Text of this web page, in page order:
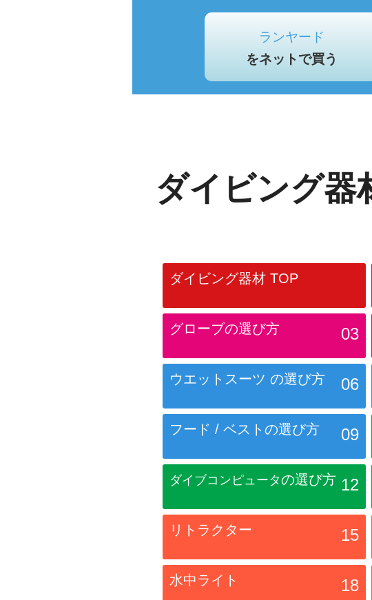
ランヤード
をネットで買う
ダイビング器
ダイビング器材 TOP
グローブの選び方 03
ウエットスーツ の選び方 06
フード / ベスト の選び方 09
ダイブコンピュータの選び方 12
リトラクター 15
水中ライト 18